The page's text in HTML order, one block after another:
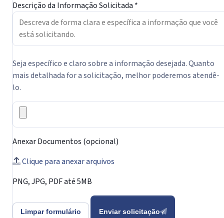
Descrição da Informação Solicitada *
Seja específico e claro sobre a informação desejada. Quanto
mais detalhada for a solicitação, melhor poderemos atendê-
lo.
Anexar Documentos (opcional)
Clique para anexar arquivos
PNG, JPG, PDF até 5MB
Limpar formulário Enviar solicitação